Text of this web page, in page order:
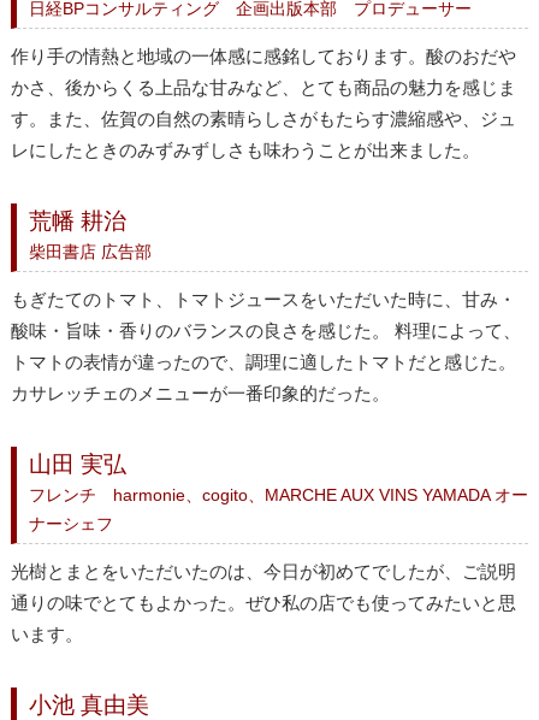
日経BPコンサルティング 企画出版本部 プロデューサー
作り手の情熱と地域の一体感に感銘しております。酸のおだや
かさ、後からくる上品な甘みなど、とても商品の魅力を感じま
す。また、佐賀の自然の素晴らしさがもたらす濃縮感や、ジュ
レにしたときのみずみずしさも味わうことが出来ました。
荒幡 耕治
柴田書店 広告部
もぎたてのトマト、トマトジュースをいただいた時に、甘み・
酸味・旨味・香りのバランスの良さを感じた。 料理によって、
トマトの表情が違ったので、調理に適したトマトだと感じた。
カサレッチェのメニューが一番印象的だった。
山田 実弘
フレンチ harmonie、cogito、MARCHE AUX VINS YAMADA オー
ナーシェフ
光樹とまとをいただいたのは、今日が初めてでしたが、ご説明
通りの味でとてもよかった。ぜひ私の店でも使ってみたいと思
います。
小池 真由美